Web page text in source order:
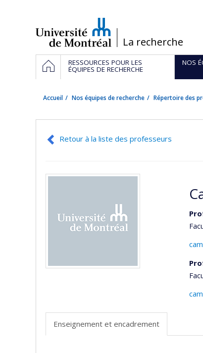
/La recherche
Navigation
principale
ACCUEILRESSOURCES POUR LES
ÉQUIPES DE RECHERCHE
NOS
Accueil Nos équipes de recherche Répertoire des
Retour à la liste des professeurs
Enseignement et encadrement